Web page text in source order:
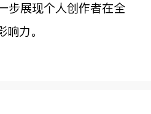
步展现个人创作者在全
力。